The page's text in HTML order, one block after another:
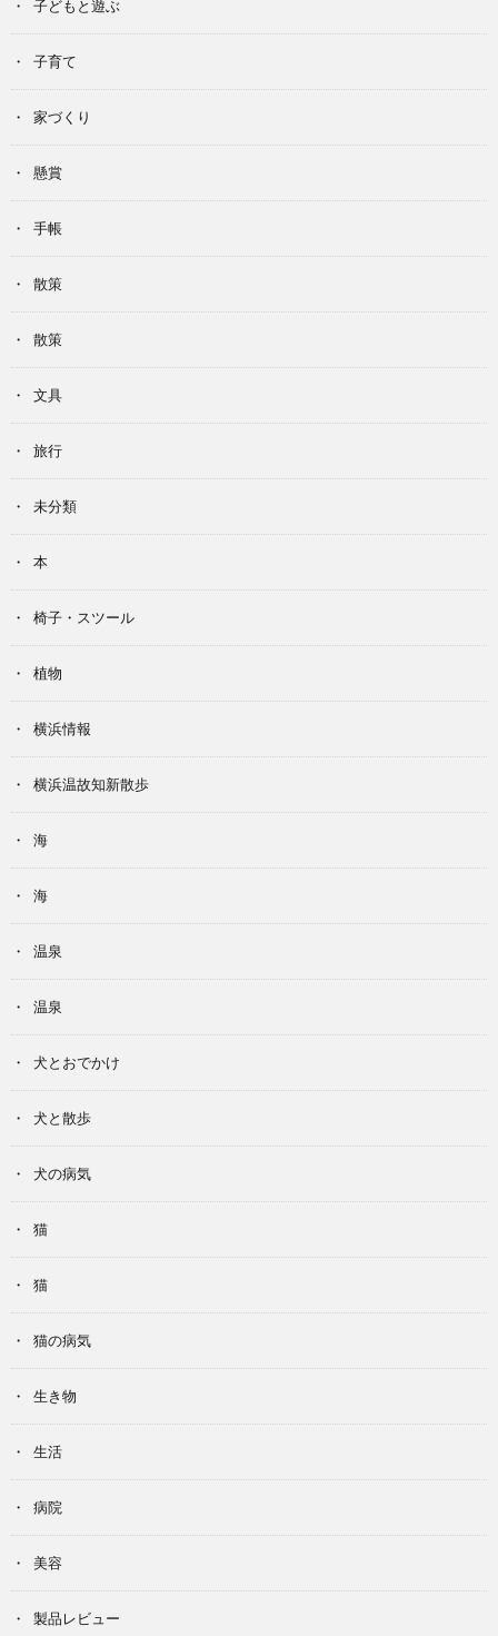
子どもと遊ぶ
子育て
家づくり
懸賞
手帳
散策
散策
文具
旅行
未分類
本
椅子・スツール
植物
横浜情報
横浜温故知新散歩
海
海
温泉
温泉
犬とおでかけ
犬と散歩
犬の病気
猫
猫
猫の病気
生き物
生活
病院
美容
製品レビュー